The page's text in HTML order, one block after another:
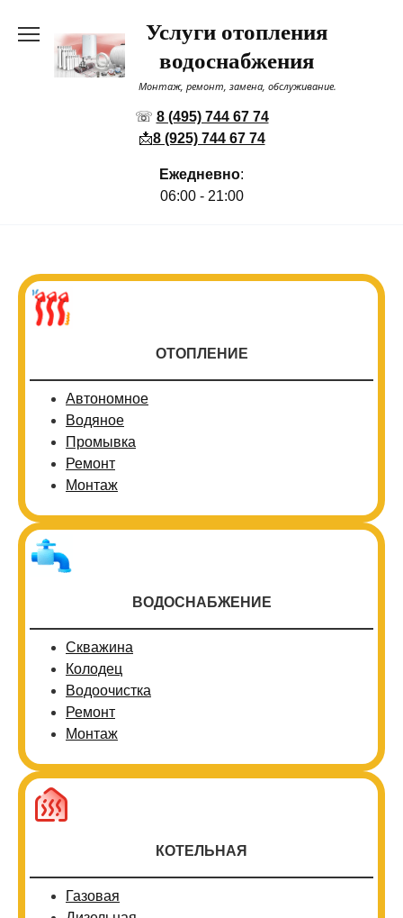
содержанию
Услуги отопления
водоснабжения
Монтаж, ремонт, замена, обслуживание.
☏ 8 (495) 744 67 74
📩8 (925) 744 67 74
Ежедневно:
06:00 - 21:00
ОТОПЛЕНИЕ
Автономное
Водяное
Промывка
Ремонт
Монтаж
ВОДОСНАБЖЕНИЕ
Скважина
Колодец
Водоочистка
Ремонт
Монтаж
КОТЕЛЬНАЯ
Газовая